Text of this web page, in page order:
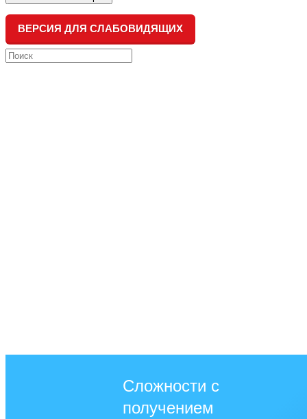
ВЕРСИЯ ДЛЯ СЛАБОВИДЯЩИХ
Search
Сложности с
получением